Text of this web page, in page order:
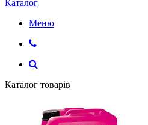
Каталог
Меню
Каталог товарів